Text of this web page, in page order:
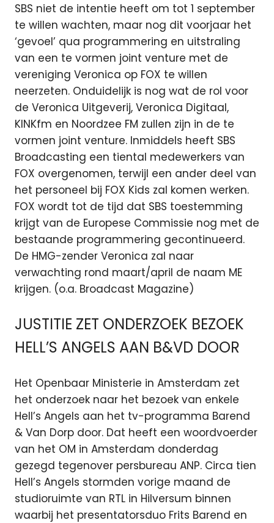
SBS niet de intentie heeft om tot 1 september
te willen wachten, maar nog dit voorjaar het
‘gevoel’ qua programmering en uitstraling
van een te vormen joint venture met de
vereniging Veronica op FOX te willen
neerzeten. Onduidelijk is nog wat de rol voor
de Veronica Uitgeverij, Veronica Digitaal,
KINKfm en Noordzee FM zullen zijn in de te
vormen joint venture. Inmiddels heeft SBS
Broadcasting een tiental medewerkers van
FOX overgenomen, terwijl een ander deel van
het personeel bij FOX Kids zal komen werken.
FOX wordt tot de tijd dat SBS toestemming
krijgt van de Europese Commissie nog met de
bestaande programmering gecontinueerd.
De HMG-zender Veronica zal naar
verwachting rond maart/april de naam ME
krijgen. (o.a. Broadcast Magazine)
JUSTITIE ZET ONDERZOEK BEZOEK
HELL’S ANGELS AAN B&VD DOOR
Het Openbaar Ministerie in Amsterdam zet
het onderzoek naar het bezoek van enkele
Hell’s Angels aan het tv-programma Barend
& Van Dorp door. Dat heeft een woordvoerder
van het OM in Amsterdam donderdag
gezegd tegenover persbureau ANP. Circa tien
Hell’s Angels stormden vorige maand de
studioruimte van RTL in Hilversum binnen
waarbij het presentatorsduo Frits Barend en